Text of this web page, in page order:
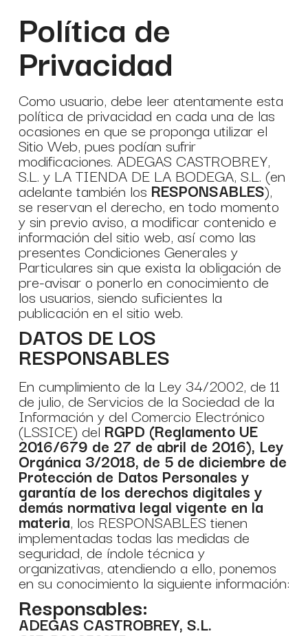
Política de
Privacidad
Como usuario, debe leer atentamente esta
política de privacidad en cada una de las
ocasiones en que se proponga utilizar el
Sitio Web, pues podían sufrir
modificaciones. ADEGAS CASTROBREY,
S.L. y LA TIENDA DE LA BODEGA, S.L. (en
adelante también los RESPONSABLES),
se reservan el derecho, en todo momento
y sin previo aviso, a modificar contenido e
información del sitio web, así como las
presentes Condiciones Generales y
Particulares sin que exista la obligación de
pre-avisar o ponerlo en conocimiento de
los usuarios, siendo suficientes la
publicación en el sitio web.
DATOS DE LOS
RESPONSABLES
En cumplimiento de la Ley 34/2002, de 11
de julio, de Servicios de la Sociedad de la
Información y del Comercio Electrónico
(LSSICE) delRGPD (Reglamento UE
2016/679 de 27 de abril de 2016), Ley
Orgánica 3/2018, de 5 de diciembre de
Protección de Datos Personales y
garantía de los derechos digitales y
demás normativa legal vigente en la
materia, los RESPONSABLES tienen
implementadas todas las medidas de
seguridad, de índole técnica y
organizativas, atendiendo a ello, ponemos
en su conocimiento la siguiente información:
Responsables:
ADEGAS CASTROBREY, S.L.